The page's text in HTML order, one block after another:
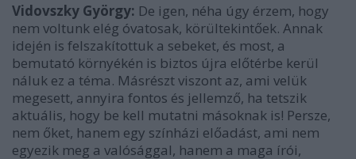
Vidovszky György: De igen, néha úgy érzem, hogy
nem voltunk elég óvatosak, körültekintőek. Annak
idején is felszakítottuk a sebeket, és most, a
bemutató környékén is biztos újra előtérbe kerül
náluk ez a téma. Másrészt viszont az, ami velük
megesett, annyira fontos és jellemző, ha tetszik
aktuális, hogy be kell mutatni másoknak is! Persze,
nem őket, hanem egy színházi előadást, ami nem
egyezik meg a valósággal, hanem a maga írói,